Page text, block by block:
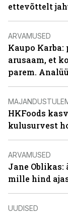
ettevõttelt
ARVAMUSED
Kaupo
arusaam, et
parem.
HKFoods
kulusurvest
ARVAMUSED
Jane Oblikas:
mille hind
UUDISED